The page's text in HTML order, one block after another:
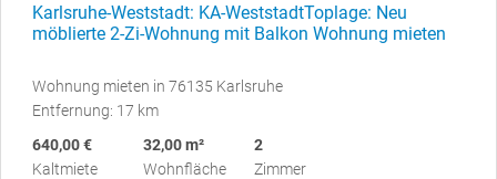
Karlsruhe-Weststadt: KA-WeststadtToplage: Neu
möblierte 2-Zi-Wohnung mit Balkon Wohnung mieten
Wohnung mieten in 76135 Karlsruhe
Entfernung: 17 km
640,00 €
Kaltmiete
32,00 m²
Wohnfläche
2
Zimmer